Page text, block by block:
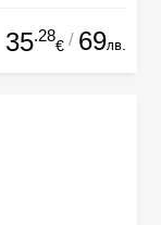
35.28
€ / 69лв.